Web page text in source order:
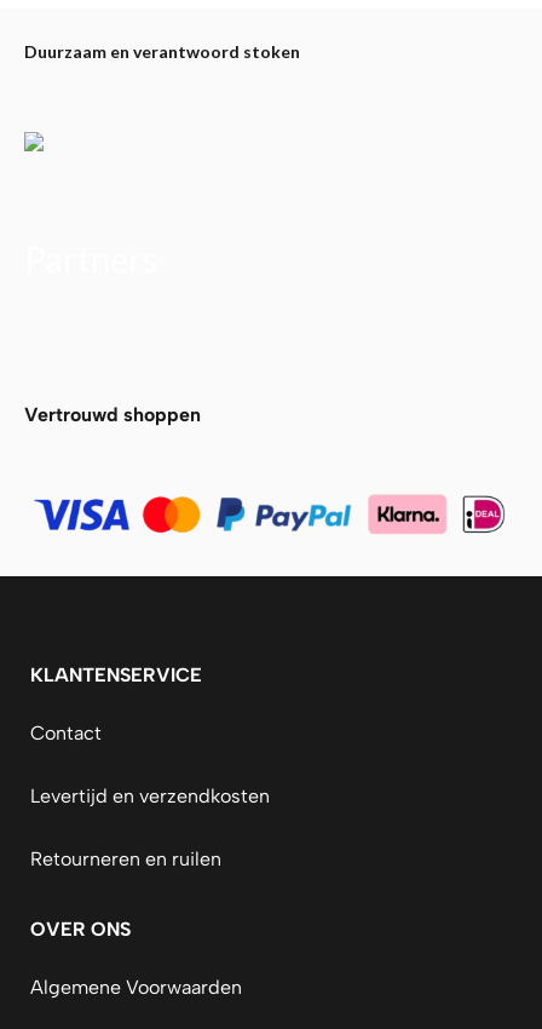
Duurzaam en verantwoord stoken
Vertrouwd shoppen
KLANTENSERVICE
Contact
Levertijd en verzendkosten
Retourneren en ruilen
OVER ONS
Algemene Voorwaarden